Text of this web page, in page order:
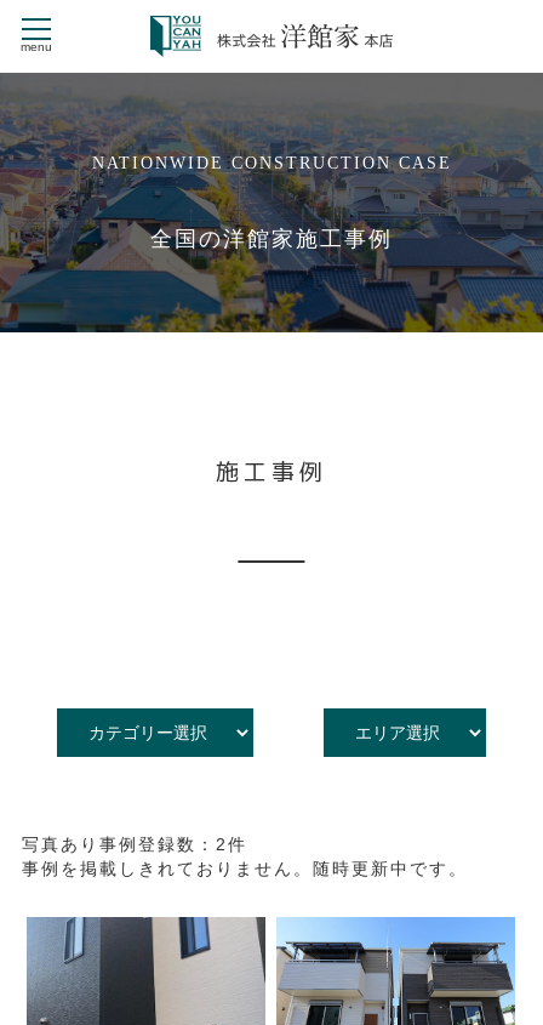
menu
HOME
商品ラインナップ
NEW STYLE
新・戸建賃貸住宅 St.Mariage
デザイナーズ CHERILA MAISON
洋館家の施工事例
よくある質問
NATIONWIDE CONSTRUCTION CASE
全国の洋館家施工事例
施工事例
写真あり事例登録数：2件
事例を掲載しきれておりません。随時更新中です。